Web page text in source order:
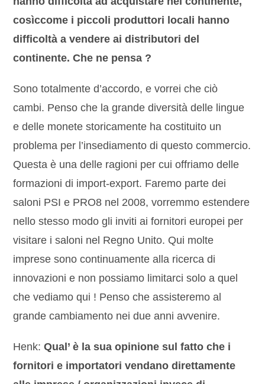
cosìccome i piccoli produttori locali hanno
difficoltà a vendere ai distributori del
continente. Che ne pensa ?
Sono totalmente d’accordo, e vorrei che ciò
cambi. Penso che la grande diversità delle lingue
e delle monete storicamente ha costituito un
problema per l’insediamento di questo commercio.
Questa è una delle ragioni per cui offriamo delle
formazioni di import-export. Faremo parte dei
saloni PSI e PRO8 nel 2008, vorremmo estendere
nello stesso modo gli inviti ai fornitori europei per
visitare i saloni nel Regno Unito. Qui molte
imprese sono continuamente alla ricerca di
innovazioni e non possiamo limitarci solo a quel
che vediamo qui ! Penso che assisteremo al
grande cambiamento nei due anni avvenire.
Henk:Qual’ è la sua opinione sul fatto che i
fornitori e importatori vendano direttamente